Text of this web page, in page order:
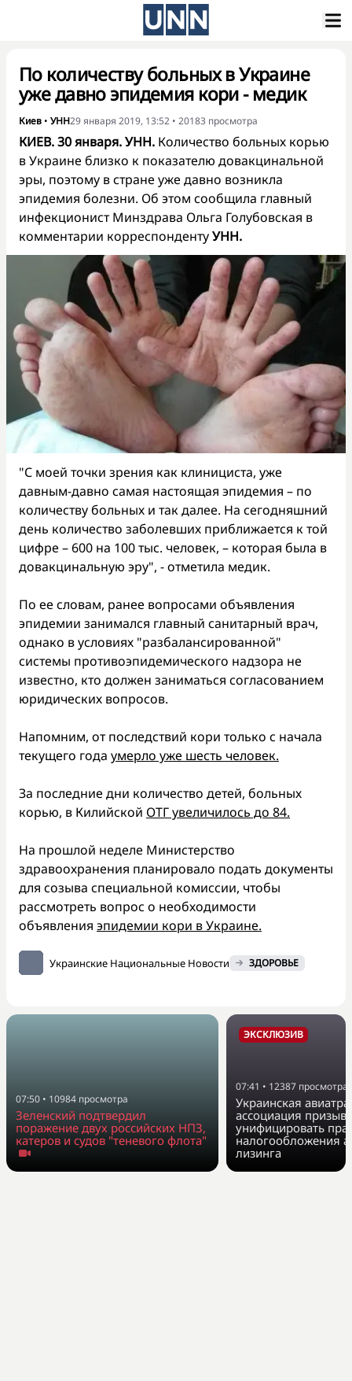
По количеству больных в Украине
уже давно эпидемия кори - медик
Киев • УНН29 января 2019, 13:52 • 20183 просмотра
КИЕВ. 30 января. УНН. Количество больных корью
в Украине близко к показателю довакцинальной
эры, поэтому в стране уже давно возникла
эпидемия болезни. Об этом сообщила главный
инфекционист Минздрава Ольга Голубовская в
комментарии корреспондентуУНН.
"С моей точки зрения как клинициста, уже
давным-давно самая настоящая эпидемия – по
количеству больных и так далее. На сегодняшний
день количество заболевших приближается к той
цифре – 600 на 100 тыс. человек, – которая была в
довакцинальную эру", - отметила медик.
По ее словам, ранее вопросами объявления
эпидемии занимался главный санитарный врач,
однако в условиях "разбалансированной"
системы противоэпидемического надзора не
известно, кто должен заниматься согласованием
юридических вопросов.
Напомним, от последствий кори только с начала
текущего года умерло уже шесть человек.
За последние дни количество детей, больных
корью, в Килийской ОТГ увеличилось до 84.
На прошлой неделе Министерство
здравоохранения планировало подать документы
для созыва специальной комиссии, чтобы
рассмотреть вопрос о необходимости
объявления эпидемии кори в Украине.
Украинские Национальные Новости ЗДОРОВЬЕ
07:50 • 10984 просмотра
Зеленский подтвердил
поражение двух российских НПЗ,
катеров и судов "теневого флота"
ЭКСКЛЮЗИВ
07:41 • 12387 просмотра
Украинская
ассоциация
унифицировать
налогообложения
лизинга